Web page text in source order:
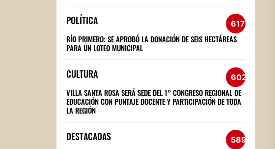
POLÍTICA 617
RÍO PRIMERO: SE APROBÓ LA DONACIÓN DE SEIS HECTÁREAS
PARA UN LOTEO MUNICIPAL
CULTURA 602
VILLA SANTA ROSA SERÁ SEDE DEL 1° CONGRESO REGIONAL DE
EDUCACIÓN CON PUNTAJE DOCENTE Y PARTICIPACIÓN DE TODA
LA REGIÓN
DESTACADAS 589